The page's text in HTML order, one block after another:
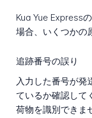
Kua Yue Express
場合、いくつかの
追跡番号の誤り
入力した番号が発
ているか確認して
荷物を識別できま